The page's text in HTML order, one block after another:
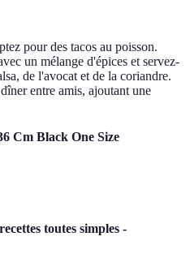
pour des tacos au poisson.
un mélange d'épices et servez-
de l'avocat et de la coriandre.
entre amis, ajoutant une
Cm Black One Size
toutes simples -